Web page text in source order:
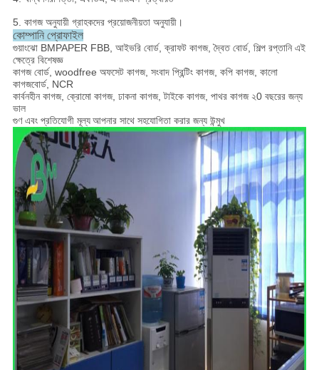
5. কাগজ অনুযায়ী গ্রাহকদের প্রয়োজনীয়তা অনুযায়ী।
কোম্পানি প্রোফাইল
গুয়াংঝো BMPAPER FBB, আইভরি বোর্ড, ক্রাফট কাগজ, দ্বৈত বোর্ড, শিল্প রপ্তানি এই
ক্ষেত্রে বিশেষজ্ঞ
কাগজ বোর্ড, woodfree অফসেট কাগজ, সংবাদ প্রিন্টিং কাগজ, কপি কাগজ, কালো
কাগজবোর্ড, NCR
কার্বনহীন কাগজ, ক্রোমো কাগজ, ঢাকনা কাগজ, টাইকে কাগজ, পাথর কাগজ ২0 বছরের জন্য
ভাল
গুণ এবং প্রতিযোগী মূল্যআপনার সাথে সহযোগিতা করার জন্য উন্মুখ